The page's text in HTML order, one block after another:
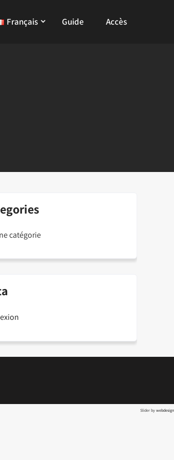
Français Guide Accès
catégorie
Slider by webdesign